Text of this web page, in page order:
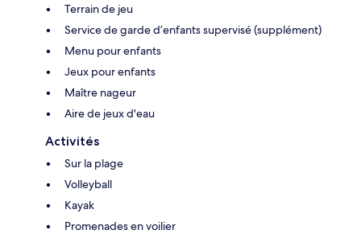
Terrain de jeu
Service de garde d’enfants supervisé (supplément)
Menu pour enfants
Jeux pour enfants
Maître nageur
Aire de jeux d'eau
Activités
Sur la plage
Volleyball
Kayak
Promenades en voilier